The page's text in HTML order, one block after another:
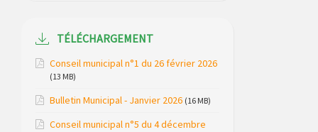
Modification des horaires (et lieux) pour
les permanences de la gendarmerie
Maison des services de Ruynes en
TÉLÉCHARGEMENT
Conseil municipal n°1 du 26 février 2026
(13 MB)
Bulletin Municipal - Janvier 2026 (16 MB)
Conseil municipal n°5 du 4 décembre